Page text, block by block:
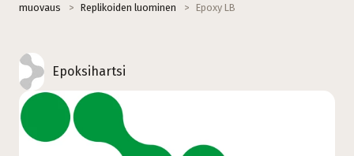
muovaus
> Replikoiden luominen > Epoxy LB
Epoksihartsi